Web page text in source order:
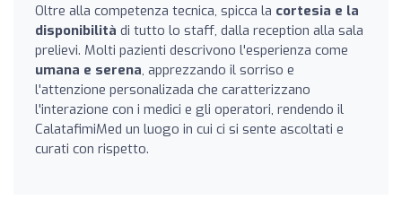
Oltre alla competenza tecnica, spicca la cortesia e la
disponibilità di tutto lo staff, dalla reception alla sala
prelievi. Molti pazienti descrivono l'esperienza come
umana e serena, apprezzando il sorriso e
l'attenzione personalizada che caratterizzano
l'interazione con i medici e gli operatori, rendendo il
CalatafimiMed un luogo in cui ci si sente ascoltati e
curati con rispetto.